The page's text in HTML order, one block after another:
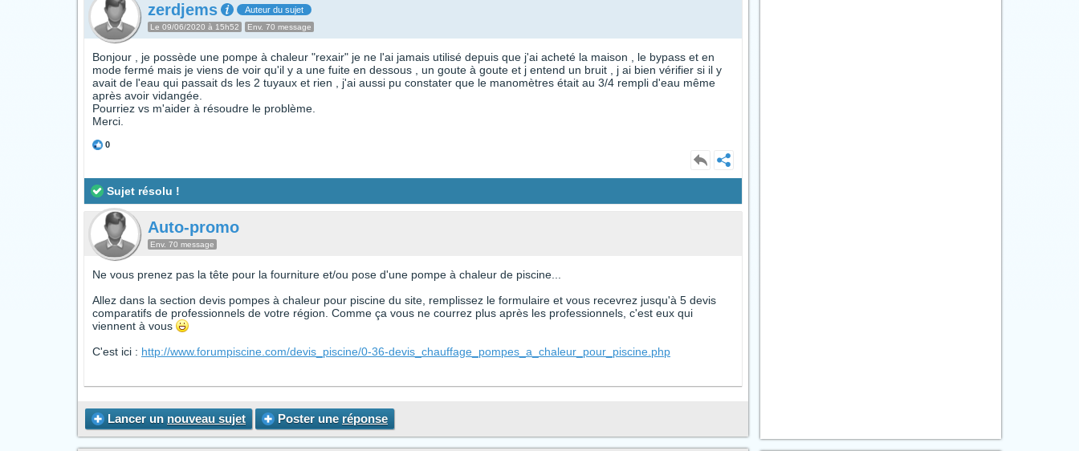
zerdjems Auteur du sujet
Le 09/06/2020 à 15h52 Env. 70 message
Bonjour , je possède une pompe à chaleur "rexair" je ne l'ai jamais utilisé depuis que j'ai acheté la maison , le bypass et en
mode fermé mais je viens de voir qu'il y a une fuite en dessous , un goute à goute et j entend un bruit , j ai bien vérifier si il y
avait de l'eau qui passait ds les 2 tuyaux et rien , j'ai aussi pu constater que le manomètres était au 3/4 rempli d'eau même
après avoir vidangée.
Pourriez vs m'aider à résoudre le problème.
Merci.
0
Sujet résolu !
Auto-promo
Env. 70 message
Ne vous prenez pas la tête pour la fourniture et/ou pose d'une pompe à chaleur de piscine...
Allez dans la section devis pompes à chaleur pour piscine du site, remplissez le formulaire et vous recevrez jusqu'à 5 devis
comparatifs de professionnels de votre région. Comme ça vous ne courrez plus après les professionnels, c'est eux qui
viennent à vous
C'est ici : http://www.forumpiscine.com/devis_piscine/0-36-devis_chauffage_pompes_a_chaleur_pour_piscine.php
Lancer un nouveau sujet Poster une réponse